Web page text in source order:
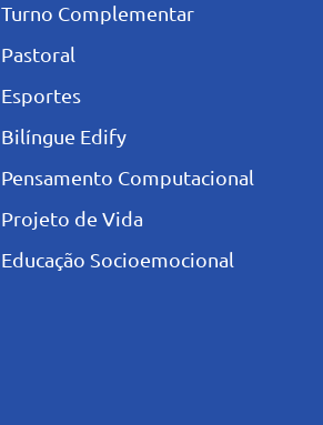
Turno Complementar
Pastoral
Esportes
Bilíngue Edify
Pensamento Computacional
Projeto de Vida
Educação Socioemocional